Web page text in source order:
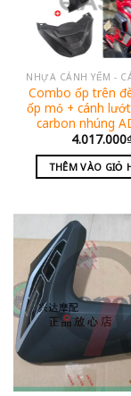
NHỰA CÁNH YẾM -
Combo ốp trên
ốp mỏ + cánh
carbon nhúng
4.017.000
THÊM VÀO GIỎ